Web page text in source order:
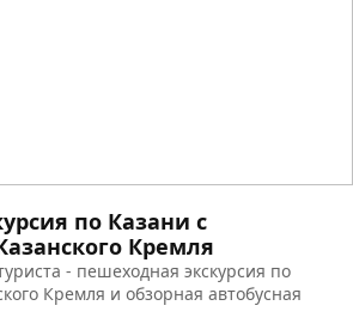
по Казани с
Кремля
- пешеходная экскурсия по
Кремля и обзорная автобусная